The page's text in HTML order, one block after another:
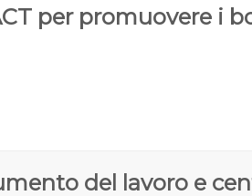
per promuovere i
del lavoro e